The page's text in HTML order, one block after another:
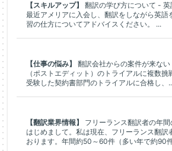
【スキルアップ】
翻訳の学び方について - 英
最近アメリアに入会し、翻訳をしながら英語
習の仕方についてアドバイスください。 ...
【仕事の悩み】
翻訳会社からの案件が来な
（ポストエディット）のトライアルに複数
受験した契約書部門のトライアルに合格し、
【翻訳業界情報】
フリーランス翻訳者の年
はじめまして。私は現在、フリーランス翻訳
おります。年間約50～60件（多い年で約90